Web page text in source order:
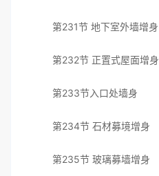
第231节 地下室外墙增身
第232节 正置式屋面增身
第233节入口处墙身
第234节 石材募境增身
第235节 玻璃募墙增身